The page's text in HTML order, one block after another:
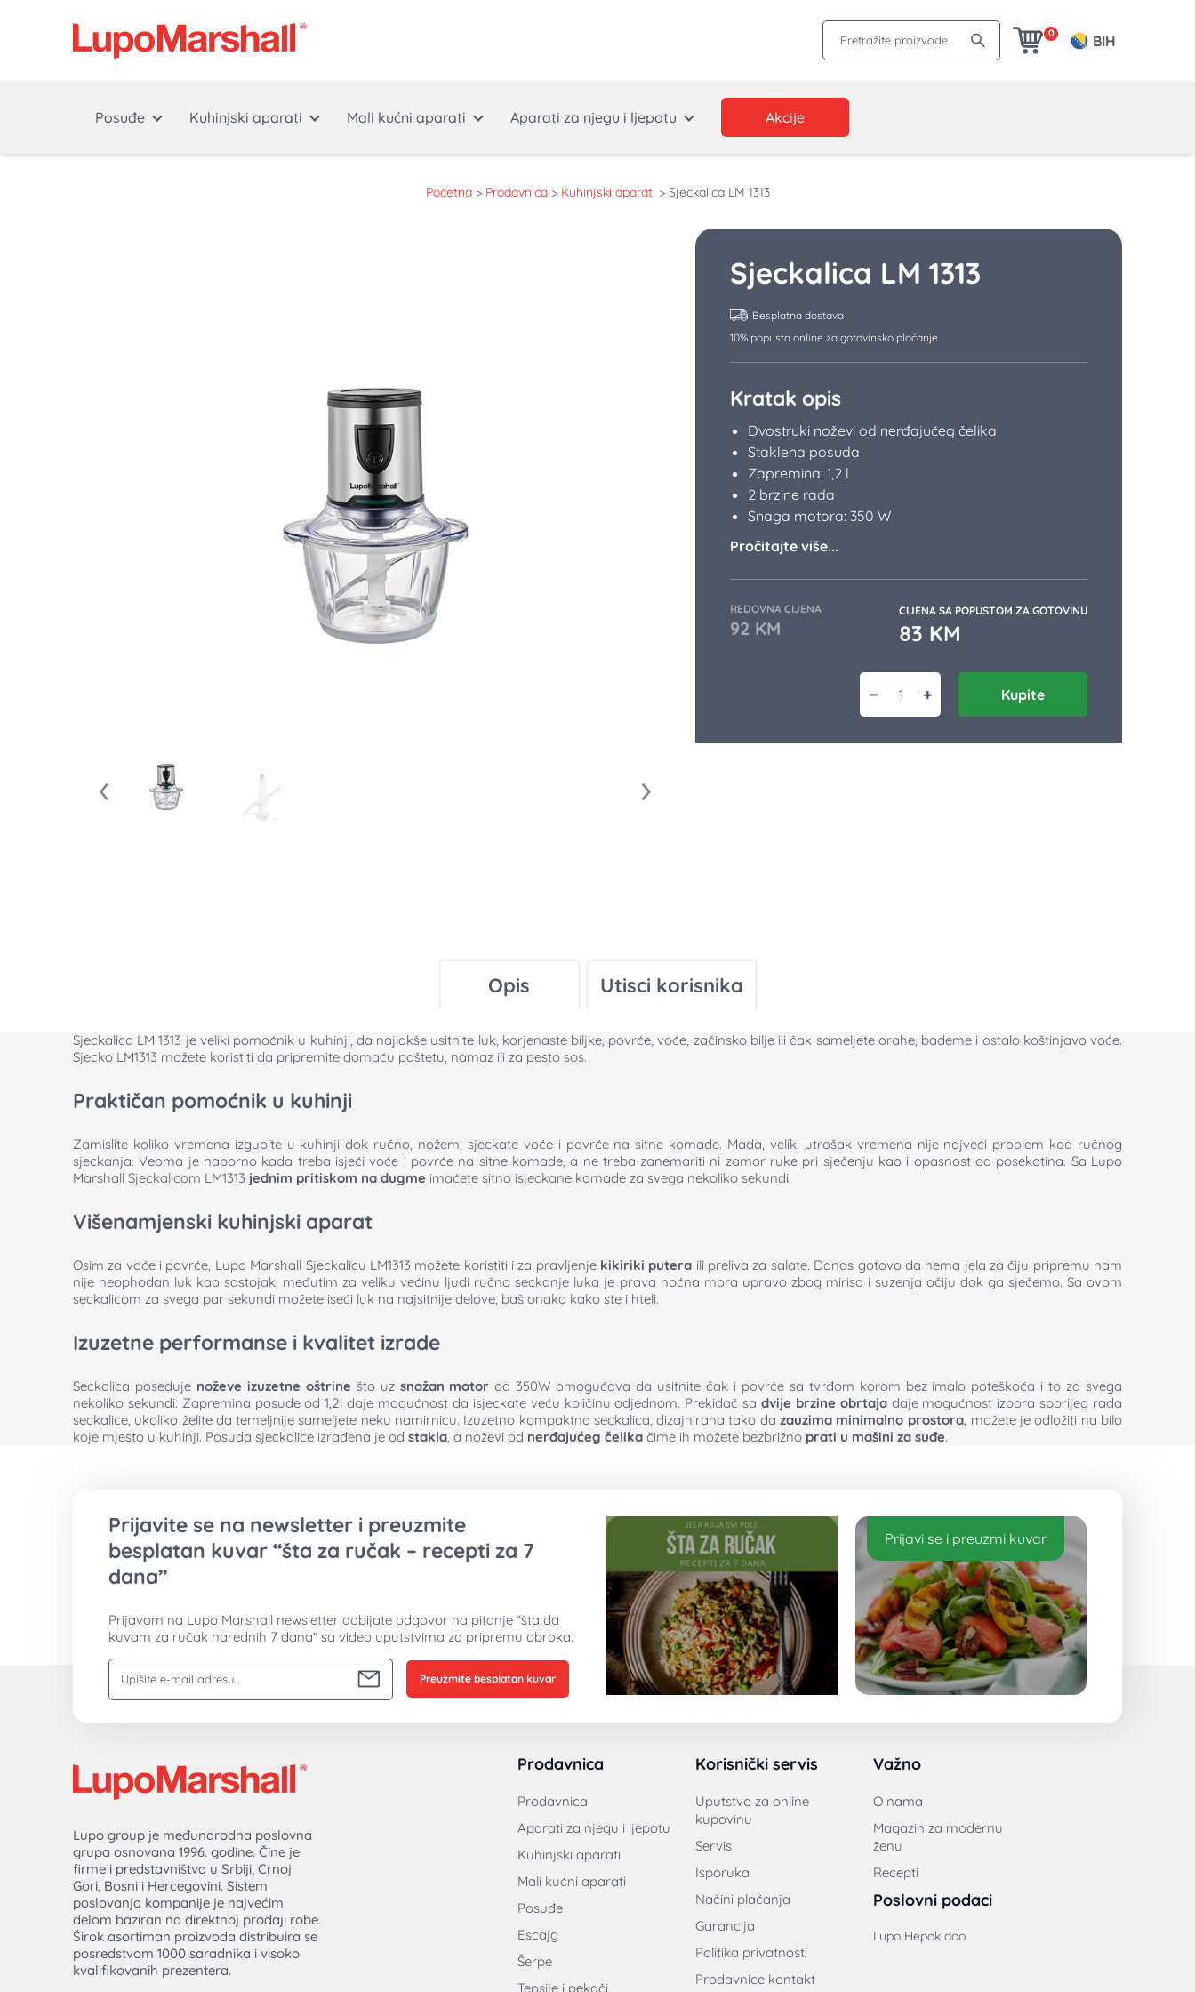
Pretražite proizvode 0 BIH
Posuđe Kuhinjski aparati Mali kućni aparati Aparati za njegu i ljepotu Akcije
Početna > Prodavnica > Kuhinjski aparati > Sjeckalica LM 1313
Sjeckalica LM 1313
Besplatna dostava
10% popusta online za gotovinsko plaćanje
REDOVNA CIJENA
92 KM
CIJENA SA POPUSTOM ZA GOTOVINU
83 KM
Kratak opis
Dvostruki noževi od nerđajućeg čelika
Staklena posuda
Zapremina: 1,2 l
2 brzine rada
Snaga motora: 350 W
Pročitajte više...
−Sjeckalica LM 1313 količina
+ Kupite
Opis Utisci korisnika
Sjeckalica LM 1313 je veliki pomoćnik u kuhinji, da najlakše usitnite luk, korjenaste biljke, povrće, voće, začinsko bilje ili čak sameljete orahe, bademe i ostalo koštinjavo voće.
Sjecko LM1313 možete koristiti da pripremite domaću paštetu, namaz ili za pesto sos.
Praktičan pomoćnik u kuhinji
Zamislite koliko vremena izgubite u kuhinji dok ručno, nožem, sjeckate voće i povrće na sitne komade. Mada, veliki utrošak vremena nije najveći problem kod ručnog
sjeckanja. Veoma je naporno kada treba isjeći voće i povrće na sitne komade, a ne treba zanemariti ni zamor ruke pri sječenju kao i opasnost od posekotina. Sa Lupo
Marshall Sjeckalicom LM1313 jednim pritiskom na dugme imaćete sitno isjeckane komade za svega nekoliko sekundi.
Višenamjenski kuhinjski aparat
Osim za voće i povrće, Lupo Marshall Sjeckalicu LM1313 možete koristiti i za pravljenje kikiriki putera ili preliva za salate. Danas gotovo da nema jela za čiju pripremu nam
nije neophodan luk kao sastojak, međutim za veliku većinu ljudi ručno seckanje luka je prava noćna mora upravo zbog mirisa i suzenja očiju dok ga sječemo. Sa ovom
seckalicom za svega par sekundi možete iseći luk na najsitnije delove, baš onako kako ste i hteli.
Izuzetne performanse i kvalitet izrade
Seckalica poseduje noževe izuzetne oštrine što uz snažan motor od 350W omogućava da usitnite čak i povrće sa tvrđom korom bez imalo poteškoća i to za svega
nekoliko sekundi. Zapremina posude od 1,2l daje mogućnost da isjeckate veću količinu odjednom. Prekidač sa dvije brzine obrtajadaje mogućnost izbora sporijeg rada
seckalice, ukoliko želite da temeljnije sameljete neku namirnicu. Izuzetno kompaktna seckalica, dizajnirana tako da zauzima minimalno prostora, možete je odložiti na bilo
koje mjesto u kuhinji. Posuda sjeckalice izrađena je od stakla , a noževi od nerđajućeg čelika čime ih možete bezbrižno prati u mašini za suđe.
Prijavite se na newsletter i preuzmite
besplatan kuvar “šta za ručak – recepti za 7
dana”
Prijavom na Lupo Marshall newsletter dobijate odgovor na pitanje “šta da
kuvam za ručak narednih 7 dana” sa video uputstvima za pripremu obroka.
Preuzmite besplatan kuvar
Prijavi se i preuzmi kuvar
Lupo group je međunarodna poslovna
grupa osnovana 1996. godine. Čine je
firme i predstavništva u Srbiji, Crnoj
Gori, Bosni i Hercegovini. Sistem
poslovanja kompanije je najvećim
delom baziran na direktnoj prodaji robe.
Širok asortiman proizvoda distribuira se
posredstvom 1000 saradnika i visoko
kvalifikovanih prezentera.
Prodavnica
Prodavnica
Aparati za njegu i ljepotu
Kuhinjski aparati
Mali kućni aparati
Posuđe
Escajg
Šerpe
Tepsije i pekači
Korisnički servis
Uputstvo za online
kupovinu
Servis
Isporuka
Načini plaćanja
Garancija
Politika privatnosti
Prodavnice kontakt
Važno
O nama
Magazin za modernu
ženu
Recepti
Poslovni podaci
Lupo Hepok doo